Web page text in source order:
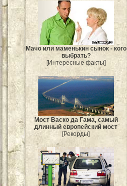
Мачо или маменькин сынок - кого
выбрать?
[Интересные факты]
Мост Васко да Гама, самый
длинный европейский мост
[Рекорды]